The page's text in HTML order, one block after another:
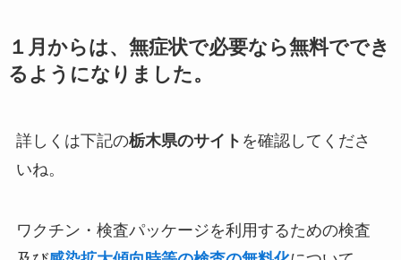
１月からは、無症状で必要なら無料ででき
るようになりました。
詳しくは下記の栃木県のサイト を確認してくださ
いね。
ワクチン・検査パッケージを利用するための検査